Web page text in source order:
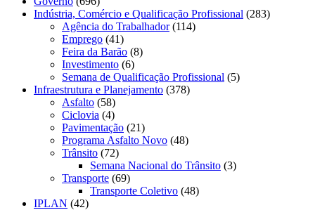
Indústria, Comércio e Qualificação Profissional (283)
Agência do Trabalhador(114)
Emprego (41)
Feira da Barão (8)
Investimento (6)
Semana de Qualificação Profissional (5)
Infraestrutura e Planejamento (378)
Asfalto (58)
Ciclovia (4)
Pavimentação (21)
Programa Asfalto Novo (48)
Trânsito (72)
Semana Nacional do Trânsito (3)
Transporte (69)
Transporte Coletivo (48)
IPLAN (42)